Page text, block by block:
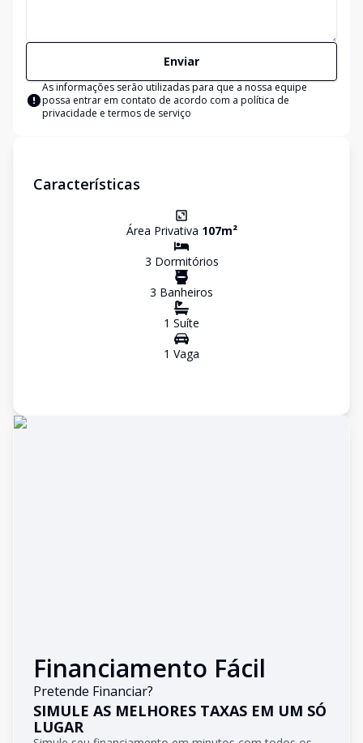
Enviar
As informações serão utilizadas para que a nossa equipe
possa entrar em contato de acordo com a política de
privacidade e termos de serviço
Características
Área Privativa 107m²
3 Dormitórios
3 Banheiros
1 Suíte
1 Vaga
Financiamento Fácil
Pretende Financiar?
SIMULE AS MELHORES TAXAS EM UM SÓ
LUGAR